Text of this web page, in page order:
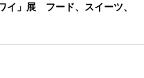
イ」展 フード、スイーツ、